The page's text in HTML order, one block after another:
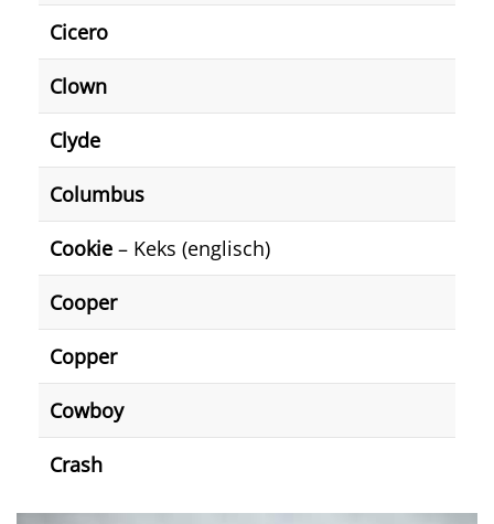
Cicero
Clown
Clyde
Columbus
Cookie – Keks (englisch)
Cooper
Copper
Cowboy
Crash